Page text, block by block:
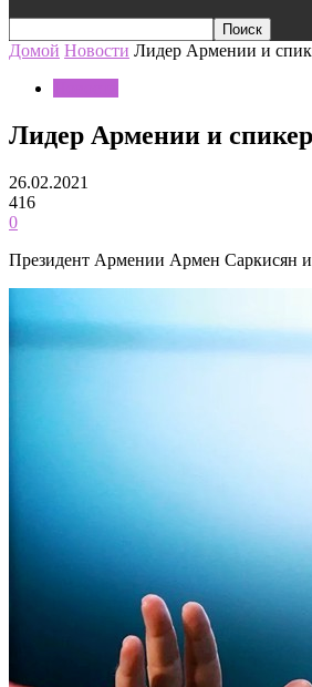
Домой Новости Лидер Армении и
Лидер Армении и
26.02.2021
416
0
Президент Армении Армен Саркисян и